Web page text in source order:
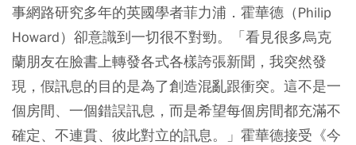
事網路研究多年的英國學者菲力浦．霍華德（Philip
Howard）卻意識到一切很不對勁。「看見很多烏克
蘭朋友在臉書上轉發各式各樣誇張新聞，我突然發
現，假訊息的目的是為了創造混亂跟衝突。這不是一
個房間、一個錯誤訊息，而是希望每個房間都充滿不
確定、不連貫、彼此對立的訊息。」霍華德接受《今